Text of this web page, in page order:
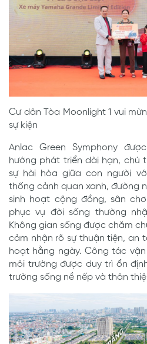
Cư dân Tòa Moonlight 1 vui
sự kiện
Anlac Green Symphony
hướng phát triển dài hạn, chú
sự hài hòa giữa con người
thống cảnh quan xanh, đường
sinh hoạt cộng đồng, sân
phục vụ đời sống thường
Không gian sống được chăm
cảm nhận rõ sự thuận tiện, an
hoạt hằng ngày. Công tác
môi trường được duy trì ổn
trường sống nề nếp và thân